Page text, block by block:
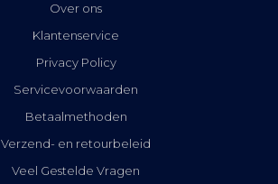
Over ons
Klantenservice
Privacy Policy
Servicevoorwaarden
Betaalmethoden
Verzend- en retourbeleid
Veel Gestelde Vragen